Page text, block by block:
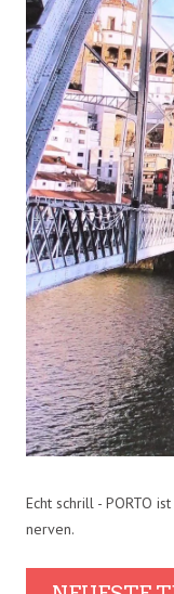
Echt schrill - PORTO
nerven.